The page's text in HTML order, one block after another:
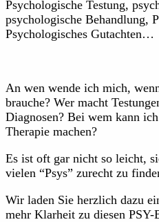
Psychologische Testung,
psychologische Behandlung,
Psychologisches Gutachten…
An wen wende ich mich,
brauche? Wer macht
Diagnosen? Bei wem kann
Therapie machen?
Es ist oft gar nicht so leicht,
vielen “Psys” zurecht zu
Wir laden Sie herzlich dazu
mehr Klarheit zu diesen